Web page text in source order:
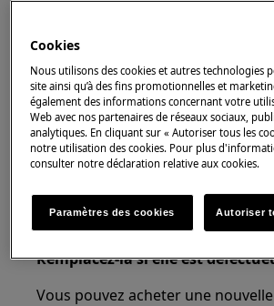
Le code d'erreur E0020
L'éclairage interne du four
pas
Concerne :
Four intégré
Résolution :
1. Vérifiez l'ampoule à
Remplacez-la si elle est
Vous pouvez acheter une
Cookies
Nous utilisons des cookies et autres technologies
site ainsi qu’à des fins promotionnelles et
également des informations concernant votre
Web avec nos partenaires de réseaux sociaux,
analytiques. En cliquant sur « Autoriser tous les
notre utilisation des cookies. Pour plus
consulter notre déclaration relative aux cookies.
Paramètres des cookies Autoriser